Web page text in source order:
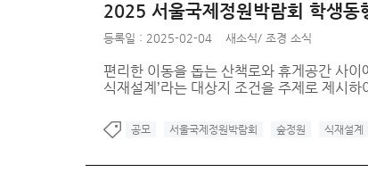
2025 서울국제정원박람회 학생
등록일 : 2025-02-04 새소식/ 조경 소식
편리한 이동을 돕는 산책로와 휴게공간 사
식재설계’라는 대상지 조건을 주제로 제시
공모 서울국제정원박람회 숲정원 식재설계